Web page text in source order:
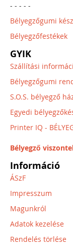
- - - - -
Bélyegzőgumi
Bélyegzőfestékek
GYIK
Szállítási
Bélyegzőgumi
S.O.S. bélyegző
Egyedi
Printer IQ -
Bélyegző
Információ
ÁSzF
Impresszum
Magunkról
Adatok kezelése
Rendelés törlése